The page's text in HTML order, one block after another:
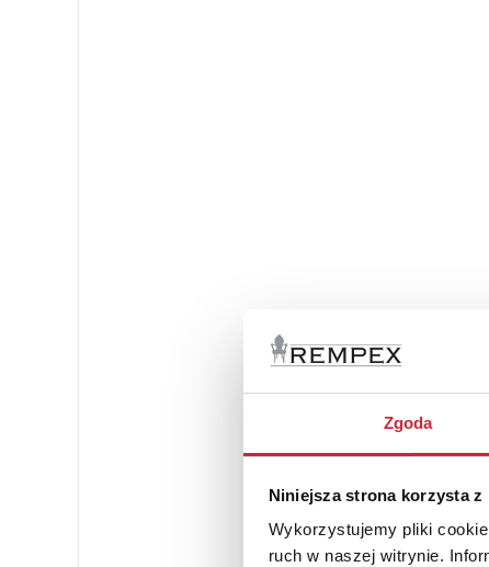
Zgoda
Niniejsza strona korzysta
Wykorzystujemy pliki
ruch w naszej witrynie.